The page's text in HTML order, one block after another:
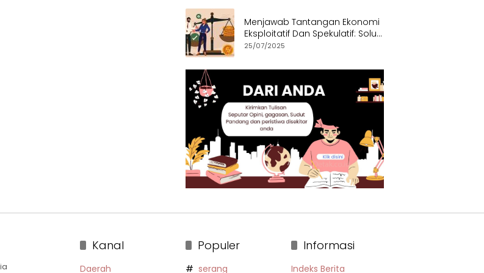
Menjawab Tantangan Ekonomi
Eksploitatif Dan Spekulatif: Solusi
Etis dan Berkeadilan
25/07/2025
Kanal
Daerah
Populer
serang
Informasi
Indeks Berita